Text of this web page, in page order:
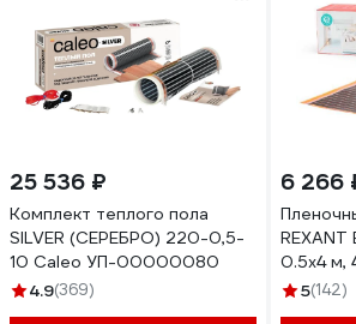
25 536 ₽
Комплект теплого пола
SILVER (СЕРЕБРО) 220-0,5-
10 Caleo УП-00000080
4.9(369)
6 266
0.5x4 м,
5(142)